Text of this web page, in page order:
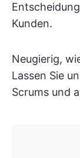
Kunden.
Neugierig,
Lassen Sie
Scrums und